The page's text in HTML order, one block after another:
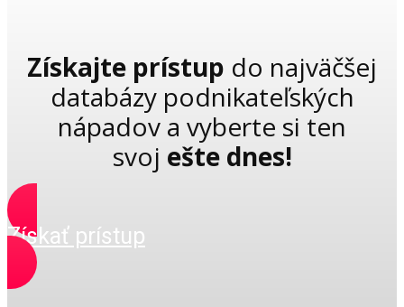
Získajte prístup do najväčšej
databázy podnikateľských
nápadov a vyberte si ten
svoj ešte dnes!
Získať prístup